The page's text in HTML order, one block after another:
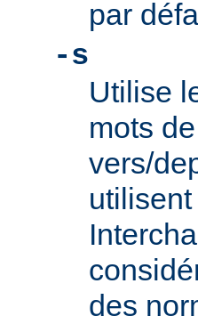
par
-s
Utilise
mots
vers/
des